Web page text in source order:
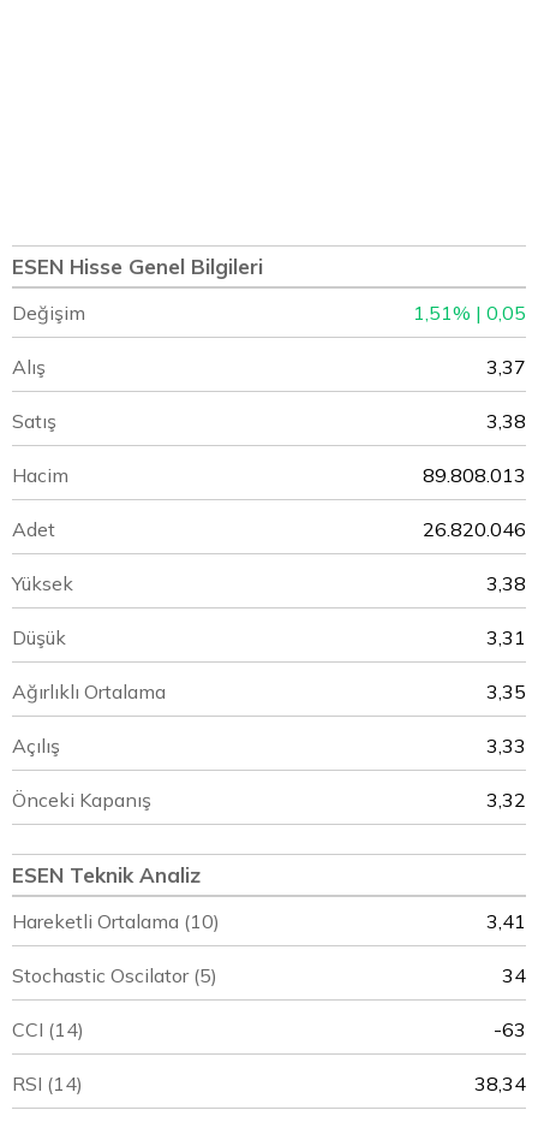
ESEN Hisse Genel Bilgileri
Değişim 1,51% | 0,05
Alış 3,37
Satış 3,38
Hacim 89.808.013
Adet 26.820.046
Yüksek 3,38
Düşük 3,31
Ağırlıklı Ortalama 3,35
Açılış 3,33
Önceki Kapanış 3,32
ESEN Teknik Analiz
Hareketli Ortalama (10) 3,41
Stochastic Oscilator (5) 34
CCI (14) -63
RSI (14) 38,34